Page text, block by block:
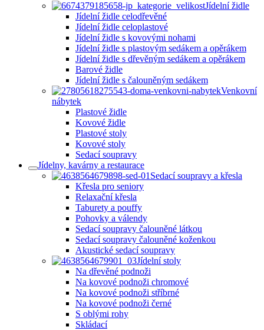
Jídelní židle
Jídelní židle celodřevěné
Jídelní židle celoplastové
Jídelní židle s kovovými nohami
Jídelní židle s plastovým sedákem a opěrákem
Jídelní židle s dřevěným sedákem a opěrákem
Barové židle
Jídelní židle s čalouněným sedákem
Venkovní
nábytek
Plastové židle
Kovové židle
Plastové stoly
Kovové stoly
Sedací soupravy
Jídelny, kavárny a restaurace
Sedací soupravy a křesla
Křesla pro seniory
Relaxační křesla
Taburety a pouffy
Pohovky a válendy
Sedací soupravy čalouněné látkou
Sedací soupravy čalouněné koženkou
Akustické sedací soupravy
Jídelní stoly
Na dřevěné podnoži
Na kovové podnoži chromové
Na kovové podnoži stříbrné
Na kovové podnoži černé
S oblými rohy
Skládací